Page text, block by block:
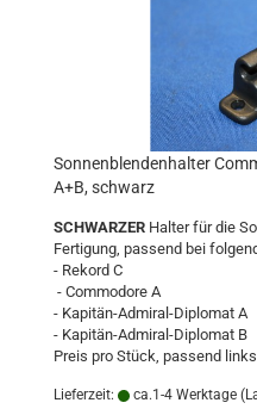
Sonnenblendenhalter
A+B, schwarz
SCHWARZER Halter für die
Fertigung, passend bei
- Rekord C
- Commodore A
- Kapitän-Admiral-Diplomat A
- Kapitän-Admiral-Diplomat B
Preis pro Stück, passend
Lieferzeit: ca.1-4 Werktage